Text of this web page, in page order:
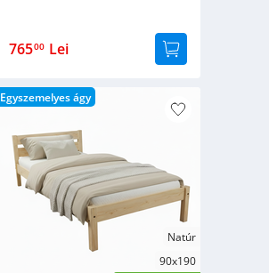
76500 Lei
Egyszemelyes ágy
Natúr
90x190